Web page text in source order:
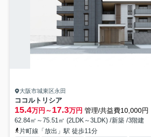
大阪市城東区永田
ココルトリシア
15.4万円～17.3万円 管理/共益費10,000円
62.84㎡～75.51㎡ (2LDK～3LDK) /新築 /3階建
片町線「放出」駅 徒歩11分